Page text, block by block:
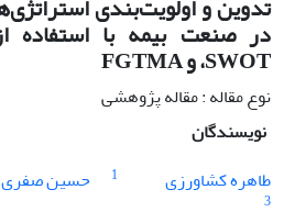
،SWOT و FGTMA
نوع مقاله : مقاله پژوهشی
نویسندگان
طاهره کشاورزی
1 حسین صفری
3